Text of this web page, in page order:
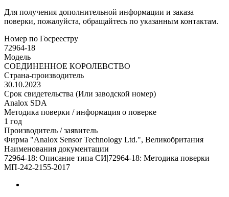
Для получения дополнительной информации и заказа
поверки, пожалуйста, обращайтесь по указанным контактам.
Номер по Госреестру
72964-18
Модель
СОЕДИНЕННОЕ КОРОЛЕВСТВО
Страна-производитель
30.10.2023
Срок свидетельства (Или заводской номер)
Analox SDA
Методика поверки / информация о поверке
1 год
Производитель / заявитель
Фирма "Analox Sensor Technology Ltd.", Великобритания
Наименования документации
72964-18: Описание типа СИ|72964-18: Методика поверки
МП-242-2155-2017